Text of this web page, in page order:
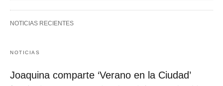
NOTICIAS RECIENTES
NOTICIAS
Joaquina comparte ‘Verano en la Ciudad’